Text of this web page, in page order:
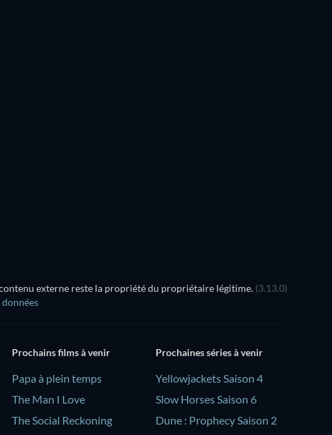
externe reste la propriété du propriétaire légitime. (3.13.0)
Prochains films à venir
‎Papa à plein temps
The Man I Love
The Social Reckoning
Prochaines séries à venir
Yellowjackets Saison 4
Slow Horses Saison 6
Dune : Prophecy Saison 2